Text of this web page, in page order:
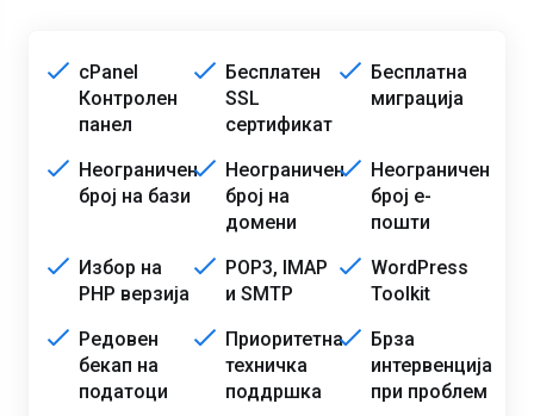
cPanel
Контролен
панел
Бесплатен
SSL
сертификат
Бесплатна
миграција
Неограничен
број на бази
Неограничен
број на
домени
Неограничен
број е-
пошти
Избор на
PHP верзија
POP3, IMAP
и SMTP
WordPress
Toolkit
Редовен
бекап на
податоци
Приоритетна
техничка
поддршка
Брза
интервенција
при проблем